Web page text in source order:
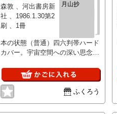
月山抄
森敦 、河出書房新
社 、1986.1.30第2
刷 、1冊
本の状態（普通）四六判帯ハード
カバー。宇宙空間への深い思念を
を自在に経巡る遍歴行
ふくろう